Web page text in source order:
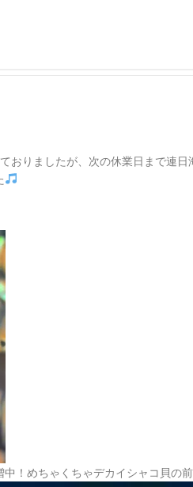
おりましたが、次の休業日まで連日
！めちゃくちゃデカイシャコ貝の